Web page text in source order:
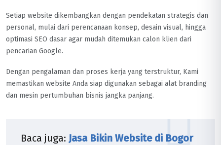
Setiap website dikembangkan dengan pendekatan strategis dan
personal, mulai dari perencanaan konsep, desain visual, hingga
optimasi SEO dasar agar mudah ditemukan calon klien dari
pencarian Google.
Dengan pengalaman dan proses kerja yang terstruktur, Kami
memastikan website Anda siap digunakan sebagai alat branding
dan mesin pertumbuhan bisnis jangka panjang.
Baca juga: Jasa Bikin Website di Bogor